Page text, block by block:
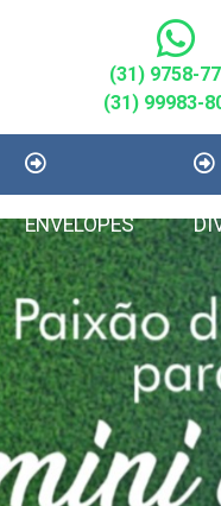
(31) 9758-
(31) 99983-
ENVELOPES